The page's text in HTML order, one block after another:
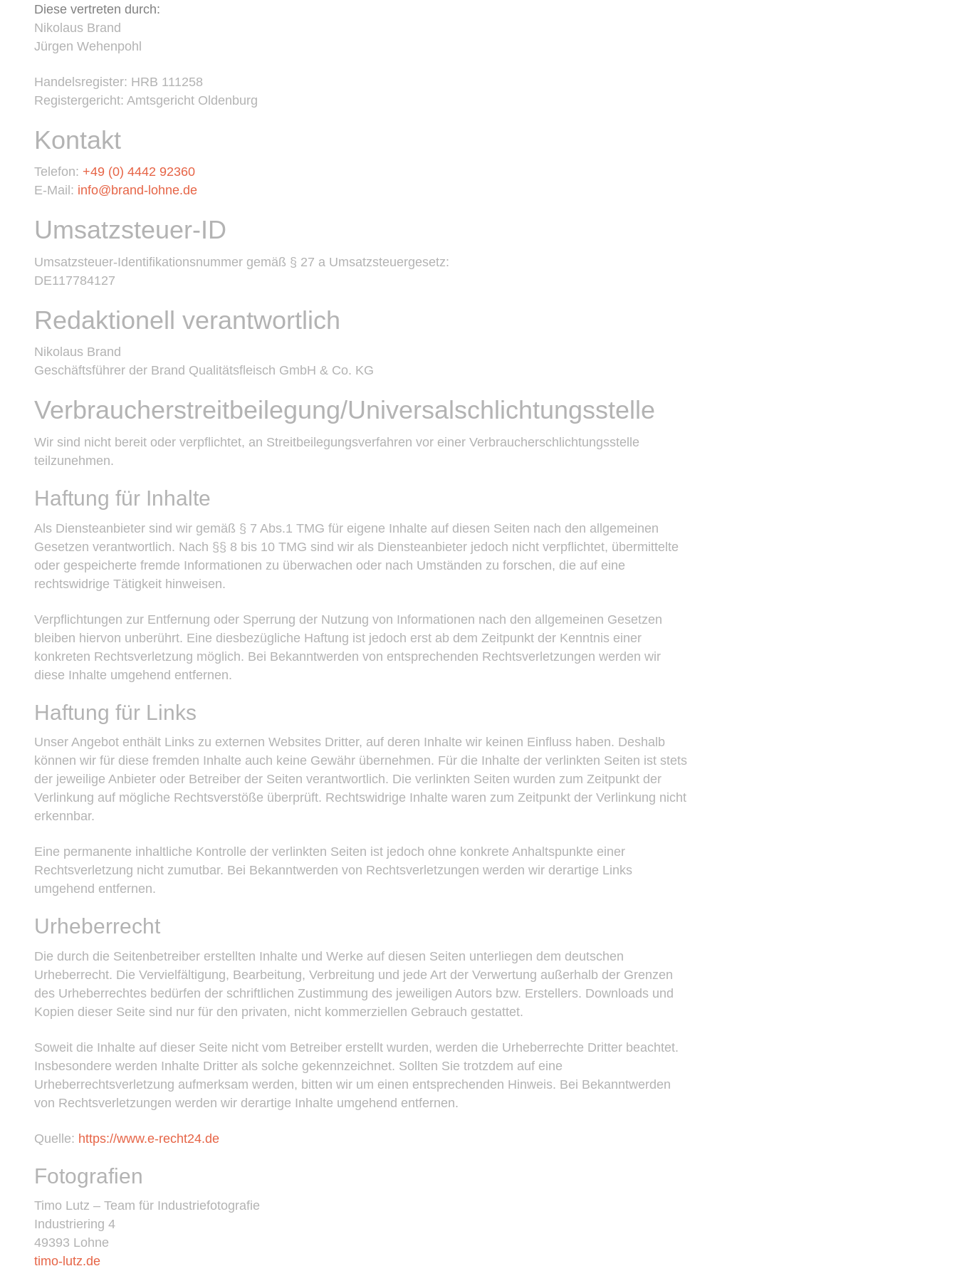
Diese vertreten durch:
Nikolaus Brand
Jürgen Wehenpohl
Handelsregister: HRB 111258
Registergericht: Amtsgericht Oldenburg
Kontakt
Telefon: +49 (0) 4442 92360
E-Mail: info@brand-lohne.de
Umsatzsteuer-ID
Umsatzsteuer-Identifikationsnummer gemäß § 27 a Umsatzsteuergesetz:
DE117784127
Redaktionell verantwortlich
Nikolaus Brand
Geschäftsführer der Brand Qualitätsfleisch GmbH & Co. KG
Verbraucher­streit­beilegung/Universal­schlichtungs­stelle
Wir sind nicht bereit oder verpflichtet, an Streitbeilegungsverfahren vor einer Verbraucherschlichtungsstelle
teilzunehmen.
Haftung für Inhalte
Als Diensteanbieter sind wir gemäß § 7 Abs.1 TMG für eigene Inhalte auf diesen Seiten nach den allgemeinen
Gesetzen verantwortlich. Nach §§ 8 bis 10 TMG sind wir als Diensteanbieter jedoch nicht verpflichtet, übermittelte
oder gespeicherte fremde Informationen zu überwachen oder nach Umständen zu forschen, die auf eine
rechtswidrige Tätigkeit hinweisen.
Verpflichtungen zur Entfernung oder Sperrung der Nutzung von Informationen nach den allgemeinen Gesetzen
bleiben hiervon unberührt. Eine diesbezügliche Haftung ist jedoch erst ab dem Zeitpunkt der Kenntnis einer
konkreten Rechtsverletzung möglich. Bei Bekanntwerden von entsprechenden Rechtsverletzungen werden wir
diese Inhalte umgehend entfernen.
Haftung für Links
Unser Angebot enthält Links zu externen Websites Dritter, auf deren Inhalte wir keinen Einfluss haben. Deshalb
können wir für diese fremden Inhalte auch keine Gewähr übernehmen. Für die Inhalte der verlinkten Seiten ist stets
der jeweilige Anbieter oder Betreiber der Seiten verantwortlich. Die verlinkten Seiten wurden zum Zeitpunkt der
Verlinkung auf mögliche Rechtsverstöße überprüft. Rechtswidrige Inhalte waren zum Zeitpunkt der Verlinkung nicht
erkennbar.
Eine permanente inhaltliche Kontrolle der verlinkten Seiten ist jedoch ohne konkrete Anhaltspunkte einer
Rechtsverletzung nicht zumutbar. Bei Bekanntwerden von Rechtsverletzungen werden wir derartige Links
umgehend entfernen.
Urheberrecht
Die durch die Seitenbetreiber erstellten Inhalte und Werke auf diesen Seiten unterliegen dem deutschen
Urheberrecht. Die Vervielfältigung, Bearbeitung, Verbreitung und jede Art der Verwertung außerhalb der Grenzen
des Urheberrechtes bedürfen der schriftlichen Zustimmung des jeweiligen Autors bzw. Erstellers. Downloads und
Kopien dieser Seite sind nur für den privaten, nicht kommerziellen Gebrauch gestattet.
Soweit die Inhalte auf dieser Seite nicht vom Betreiber erstellt wurden, werden die Urheberrechte Dritter beachtet.
Insbesondere werden Inhalte Dritter als solche gekennzeichnet. Sollten Sie trotzdem auf eine
Urheberrechtsverletzung aufmerksam werden, bitten wir um einen entsprechenden Hinweis. Bei Bekanntwerden
von Rechtsverletzungen werden wir derartige Inhalte umgehend entfernen.
Quelle: https://www.e-recht24.de
Fotografien
Timo Lutz – Team für Industriefotografie
Industriering 4
49393 Lohne
timo-lutz.de